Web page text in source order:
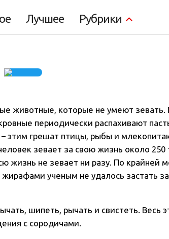
Лучшее Рубрики
животные, которые не умеют зевать.
периодически распахивают
– этим грешат птицы, рыбы и
зевает за свою жизнь около 250
жизнь не зевает ни разу. По крайней
ученым не удалось застать
шипеть, рычать и свистеть. Весь
с сородичами.